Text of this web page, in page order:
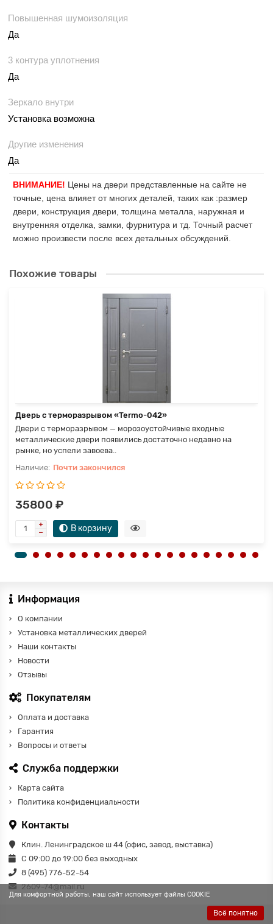
Повышенная шумоизоляция
Да
3 контура уплотнения
Да
Зеркало внутри
Установка возможна
Другие изменения
Да
ВНИМАНИЕ! Цены на двери представленные на сайте не
точные, цена влияет от многих деталей, таких как :размер
двери, конструкция двери, толщина металла, наружная и
внутренняя отделка, замки, фурнитура и тд. Точный расчет
можно произвести после всех детальных обсуждений.
Похожие товары
Дверь с терморазрывом «Termo-042»
Двери с терморазрывом — морозоустойчивые входные
металлические двери появились достаточно недавно на
рынке, но успели завоева..
Почти закончился
35800 ₽
В корзину
Для комфортной работы, наш сайт использует файлы COOKIE
Всё понятно
Информация
О компании
Установка металлических дверей
Наши контакты
Новости
Отзывы
Покупателям
Оплата и доставка
Гарантия
Вопросы и ответы
Служба поддержки
Карта сайта
Политика конфиденциальности
Контакты
Клин. Ленинградское ш 44 (офис, завод, выставка)
С 09:00 до 19:00 без выходных
8 (495) 776-52-54
2609-74@mail.ru